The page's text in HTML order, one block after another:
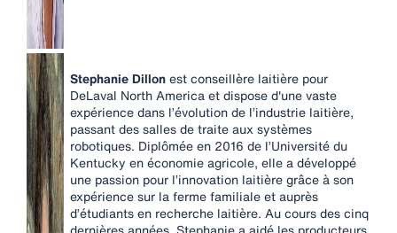
Stephanie Dillonest conseillère laitière pour
DeLaval North America et dispose d'une vaste
expérience dans l’évolution de l’industrie laitière,
passant des salles de traite aux systèmes
robotiques. Diplômée en 2016 de l’Université du
Kentucky en économie agricole, elle a développé
une passion pour l’innovation laitière grâce à son
expérience sur la ferme familiale et auprès
d’étudiants en recherche laitière. Au cours des cinq